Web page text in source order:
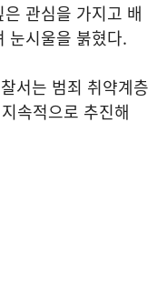
관심을 가지고 배
눈시울을 붉혔다.
서는 범죄 취약계층
속적으로 추진해